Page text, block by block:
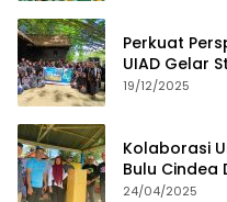
Perkuat
UIAD Gelar
19/12/2025
Kolaborasi
Bulu
24/04/2025